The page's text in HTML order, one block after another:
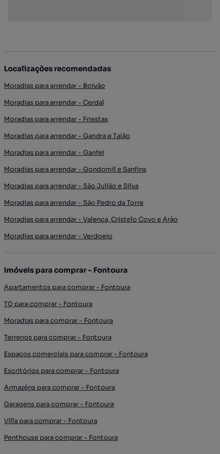
Localizações recomendadas
Moradias para arrendar - Boivão
Moradias para arrendar - Cerdal
Moradias para arrendar - Friestas
Moradias para arrendar - Gandra e Taião
Moradias para arrendar - Ganfei
Moradias para arrendar - Gondomil e Sanfins
Moradias para arrendar - São Julião e Silva
Moradias para arrendar - São Pedro da Torre
Moradias para arrendar - Valença, Cristelo Covo e Arão
Moradias para arrendar - Verdoejo
Imóveis para comprar - Fontoura
Apartamentos para comprar - Fontoura
T0 para comprar - Fontoura
Moradias para comprar - Fontoura
Terrenos para comprar - Fontoura
Espaços comerciais para comprar - Fontoura
Escritórios para comprar - Fontoura
Armazéns para comprar - Fontoura
Garagens para comprar - Fontoura
Villa para comprar - Fontoura
Penthouse para comprar - Fontoura